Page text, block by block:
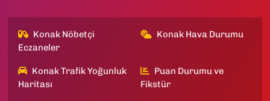
Konak Nöbetçi
Eczaneler
Konak Hava Durumu
Konak Trafik Yoğunluk
Haritası
Puan Durumu ve
Fikstür